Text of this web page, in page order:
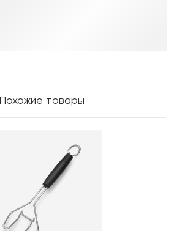
Похожие товары